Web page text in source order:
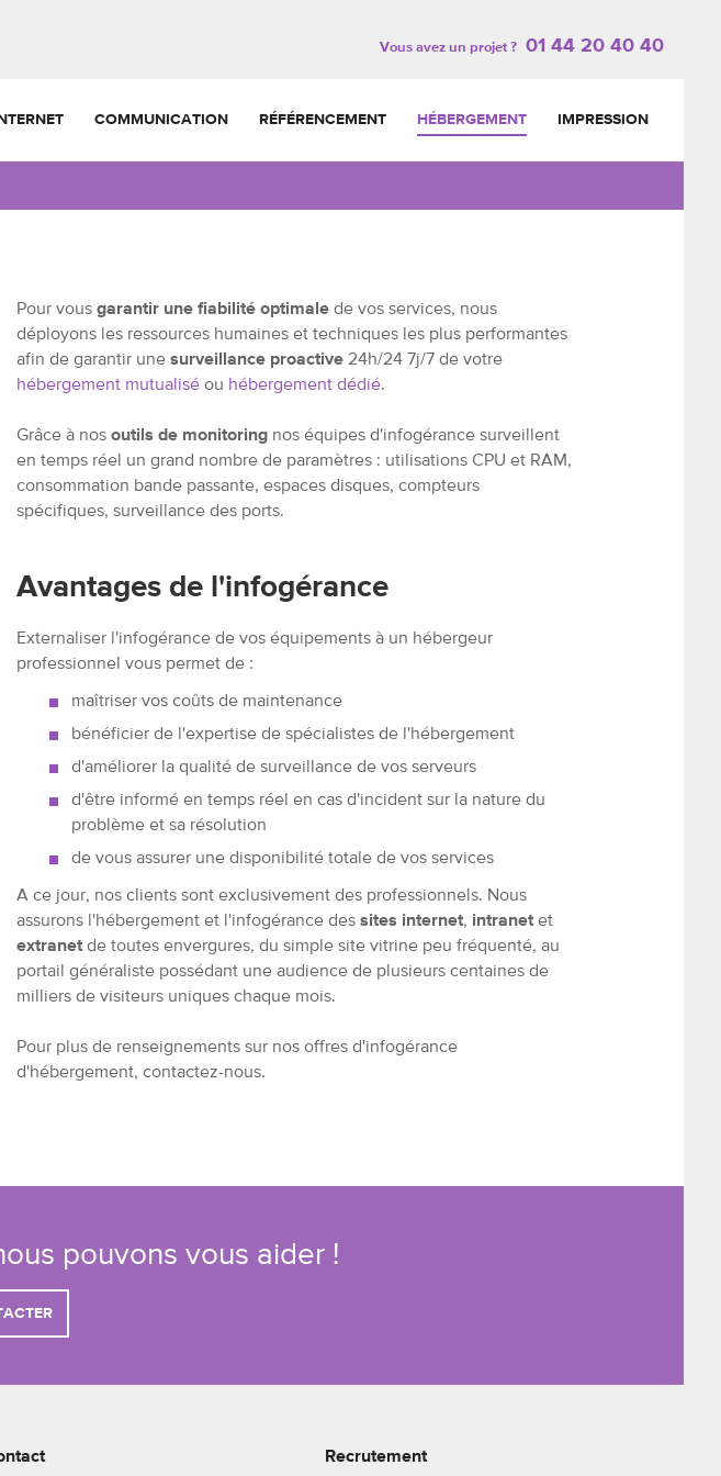
Vous avez un projet ? 01 44 20 40 40
COMMUNICATION RÉFÉRENCEMENT HÉBERGEMENT IMPRESSION
Pour vous garantir une fiabilité optimalede vos services, nous
déployons les ressources humaines et techniques les plus performantes
afin de garantir une surveillance proactive24h/24 7j/7 de votre
hébergement mutualiséou hébergement dédié.
Grâce à nos outils de monitoringnos équipes d'infogérance surveillent
en temps réel un grand nombre de paramètres : utilisations CPU et RAM,
consommation bande passante, espaces disques, compteurs
spécifiques, surveillance des ports.
Avantages de l'infogérance
Externaliser l'infogérance de vos équipements à un hébergeur
professionnel vous permet de :
maîtriser vos coûts de maintenance
bénéficier de l'expertise de spécialistes de l'hébergement
d'améliorer la qualité de surveillance de vos serveurs
d'être informé en temps réel en cas d'incident sur la nature du
problème et sa résolution
de vous assurer une disponibilité totale de vos services
A ce jour, nos clients sont exclusivement des professionnels. Nous
assurons l'hébergement et l'infogérance des sites internet, intranetet
extranetde toutes envergures, du simple site vitrine peu fréquenté, au
portail généraliste possédant une audience de plusieurs centaines de
milliers de visiteurs uniques chaque mois.
Pour plus de renseignements sur nos offres d'infogérance
d'hébergement, contactez-nous.
pouvons vous aider !
Recrutement